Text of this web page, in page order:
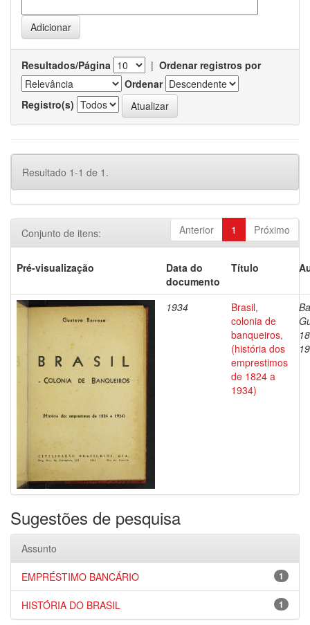
Resultados/Página | Ordenar registros por
Ordenar
Registro(s)
Resultado 1-1 de 1.
Anterior 1 Próximo
Conjunto de itens:
Pré-visualização
Data do
documento
Título
1934
Brasil,
colonia de
banqueiros,
(história dos
emprestimos
de 1824 a
1934)
Sugestões de pesquisa
Assunto
1
EMPRÉSTIMO BANCÁRIO
1
HISTÓRIA DO BRASIL